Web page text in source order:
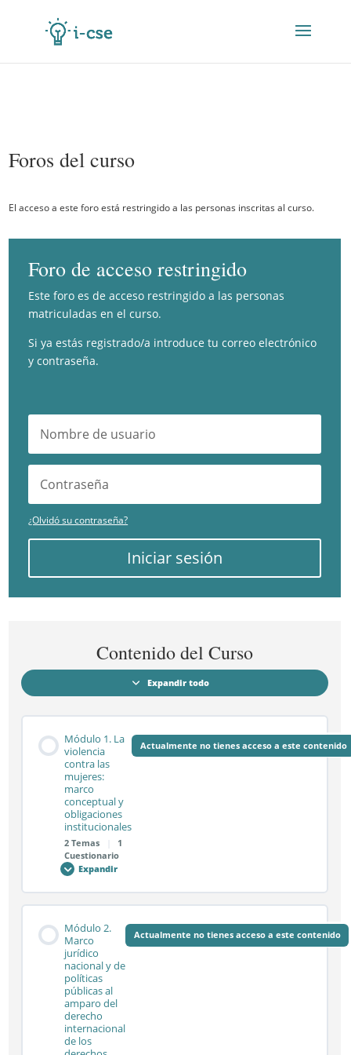
Foros del curso
El acceso a este foro está restringido a las personas inscritas al curso.
Foro de acceso restringido
Este foro es de acceso restringido a las personas
matriculadas en el curso.
Si ya estás registrado/a introduce tu correo electrónico
y contraseña.
¿Olvidó su contraseña?
Iniciar sesión
Contenido del Curso
Expandir todo
Módulos
Módulo 1. La
violencia
contra las
mujeres:
marco
conceptual y
obligaciones
institucionales
2 Temas
1
Cuestionario
Actualmente no tienes acceso a este contenido
Expandir
Módulo
La
violencia
las
mujeres:
marco
conceptual
y
obligaciones
institucionales
0% COMPLETADO 0/2 pasos
Sesión síncrona 1.1
Sesión síncrona 1.2
Módulo 2.
Marco
jurídico
nacional y de
políticas
públicas al
amparo del
derecho
internacional
de los
Actualmente no tienes acceso a este contenido